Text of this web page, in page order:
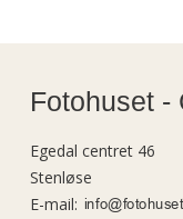
Fotohuset -
Egedal centret 46
Stenløse
E-mail: